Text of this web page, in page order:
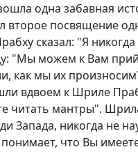
одна забавная
второе посвящение
сказал: "Я
"Мы можем к Вам
как мы их
вдвоем к Шриле
читать мантры".
Запада, никогда не
что Вы